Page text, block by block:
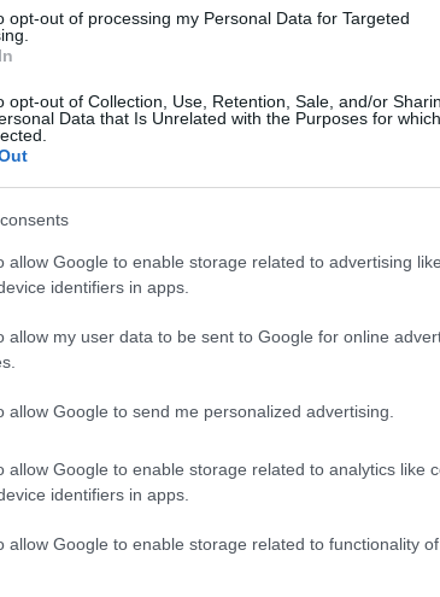
opt-out of processing my Personal Data for Targeted
opt-out of Collection, Use, Retention, Sale, and/or
Data that Is Unrelated with the Purposes for
allow Google to enable storage related to advertising
identifiers in apps.
allow my user data to be sent to Google for online
allow Google to send me personalized advertising.
allow Google to enable storage related to analytics like
identifiers in apps.
allow Google to enable storage related to functionality
KÉRDÉSRÕL
remek edzõ, de Ferguson nem megy sehova.
20. 11:40•Nincs hozzászólás
jövõben is szeretnének több fiatalt beépíteni az
United ügyvezetõ-igazgatója megerõsítette, a